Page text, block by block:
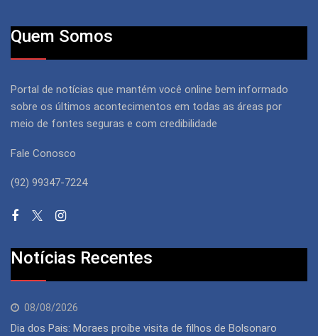
Quem Somos
Portal de notícias que mantém você online bem informado
sobre os últimos acontecimentos em todas as áreas por
meio de fontes seguras e com credibilidade
Fale Conosco
(92) 99347-7224
Notícias Recentes
08/08/2026
Dia dos Pais: Moraes proíbe visita de filhos de Bolsonaro